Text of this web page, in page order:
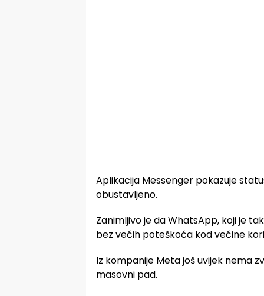
Aplikacija Messenger pokazuje
obustavljeno.
Zanimljivo je da WhatsApp, koji je
bez većih poteškoća kod većine
Iz kompanije Meta još uvijek nema
masovni pad.